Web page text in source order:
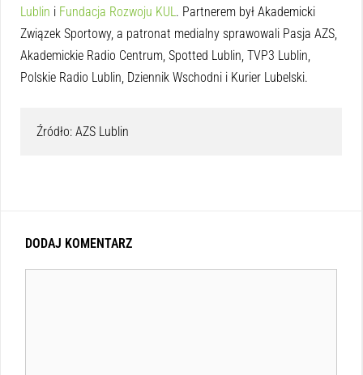
Lublin i Fundacja Rozwoju KUL. Partnerem był Akademicki
Związek Sportowy, a patronat medialny sprawowali Pasja AZS,
Akademickie Radio Centrum, Spotted Lublin, TVP3 Lublin,
Polskie Radio Lublin, Dziennik Wschodni i Kurier Lubelski.
Źródło: AZS Lublin
DODAJ KOMENTARZ